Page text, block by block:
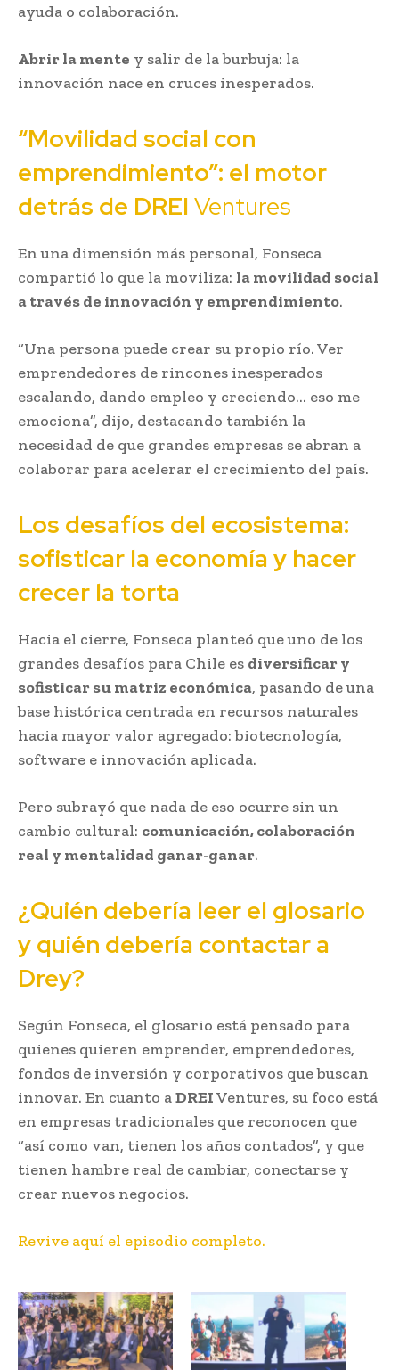
ayuda o colaboración.
Abrir la mente y salir de la burbuja: la
innovación nace en cruces inesperados.
“Movilidad social con
emprendimiento”: el motor
detrás de DREI Ventures
En una dimensión más personal, Fonseca
compartió lo que la moviliza: la movilidad social
a través de innovación y emprendimiento.
“Una persona puede crear su propio río. Ver
emprendedores de rincones inesperados
escalando, dando empleo y creciendo… eso me
emociona”, dijo, destacando también la
necesidad de que grandes empresas se abran a
colaborar para acelerar el crecimiento del país.
Los desafíos del ecosistema:
sofisticar la economía y hacer
crecer la torta
Hacia el cierre, Fonseca planteó que uno de los
grandes desafíos para Chile es diversificar y
sofisticar su matriz económica, pasando de una
base histórica centrada en recursos naturales
hacia mayor valor agregado: biotecnología,
software e innovación aplicada.
Pero subrayó que nada de eso ocurre sin un
cambio cultural: comunicación, colaboración
real y mentalidad ganar-ganar.
¿Quién debería leer el glosario
y quién debería contactar a
Drey?
Según Fonseca, el glosario está pensado para
quienes quieren emprender, emprendedores,
fondos de inversión y corporativos que buscan
innovar. En cuanto aDREIVentures, su foco está
en empresas tradicionales que reconocen que
“así como van, tienen los años contados”, y que
tienen hambre real de cambiar, conectarse y
crear nuevos negocios.
Revive aquí el episodio completo.